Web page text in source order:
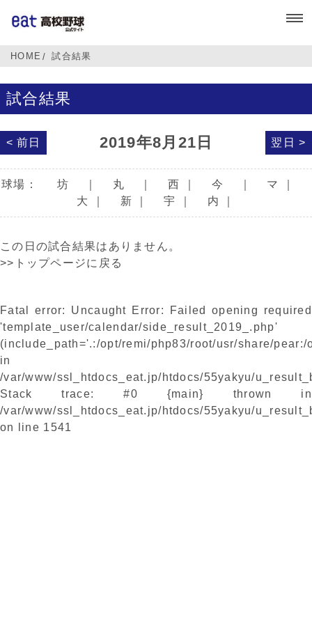
HOME 試合結果
試合結果
< 前日 2019年8月21日 翌日 >
球場： 坊 丸 西 今 マ
大
新 宇 内
この日の試合結果はありません。
>>トップページに戻る
Fatal error: Uncaught Error: Failed opening required
'template_user/calendar/side_result_2019_.php'
(include_path='.:/opt/remi/php83/root/usr/share/
in
/var/www/ssl_htdocs_eat.jp/htdocs/55yakyu/
Stack trace: #0 {main} thrown in
/var/www/ssl_htdocs_eat.jp/htdocs/55yakyu/
on line 1541